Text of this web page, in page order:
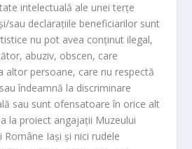
intelectuală ale unei terțe
sau declarațiile beneficiarilor sunt
nu pot avea conținut ilegal,
abuziv, obscen, care
altor persoane, care nu respectă
îndeamnă la discriminare
sau sunt ofensatoare în orice alt
la proiect angajații Muzeului
Iași și nici rudele